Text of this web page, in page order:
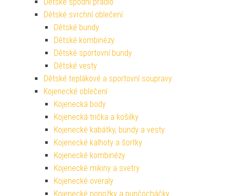
Dětské svrchní oblečení
Dětské bundy
Dětské kombinézy
Dětské sportovní bundy
Dětské vesty
Dětské teplákové a sportovní soupravy
Kojenecké oblečení
Kojenecká body
Kojenecká trička a košilky
Kojenecké kabátky, bundy a vesty
Kojenecké kalhoty a šortky
Kojenecké kombinézy
Kojenecké mikiny a svetry
Kojenecké overaly
Kojenecké ponožky a punčocháčky